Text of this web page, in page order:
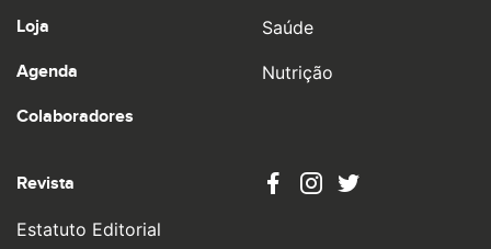
Loja
Agenda
Colaboradores
Saúde
Nutrição
Revista
Estatuto Editorial